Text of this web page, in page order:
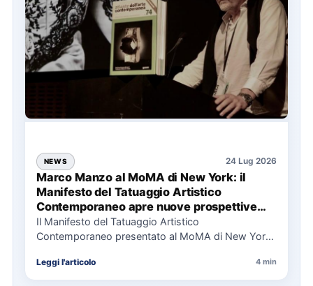
NEWS 24 Lug 2026
Marco Manzo al MoMA di New York: il
Manifesto del Tatuaggio Artistico
Contemporaneo apre nuove prospettive
per il collezionismo
Il Manifesto del Tatuaggio Artistico
Contemporaneo presentato al MoMA di New York
Leggi l'articolo 4 min